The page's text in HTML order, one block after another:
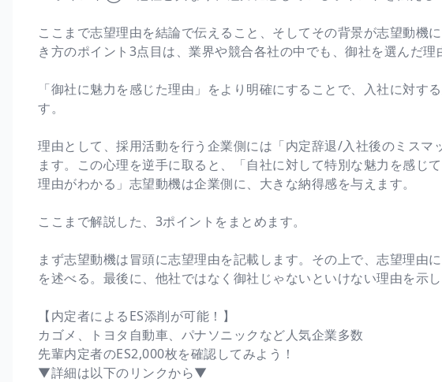
ここまで志望理由を結論で伝えること、そしてその背景が志望動機
き方のポイント3点目は、業界や競合各社の中でも、御社を選んだ理
「御社に魅力を感じた理由」をより明確にすることで、入社に対す
す。
理由として、採用活動を行う企業側には「内定辞退/入社後のミスマ
ます。この心理を逆手に取ると、「自社に対して特別な魅力を感じ
理由がわかる」志望動機は企業側に、大きな納得感を与えます。
ここまで解説した、3ポイントをまとめます。
まず志望動機は冒頭に志望理由を記載します。その上で、志望理由
を述べる。最後に、他社ではなく御社じゃないといけない理由を示
【内定者によるES添削が可能！】
カゴメ、トヨタ自動車、パナソニックなど人気企業多数
先輩内定者のES2,000枚を確認してみよう！
▼詳細は以下のリンクから▼